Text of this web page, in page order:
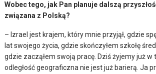
Wobec tego, jak Pan planuje dalszą
związana z Polską?
– Izrael jest krajem, który mnie przyjął, gdzie
lat swojego życia, gdzie skończyłem szkołę
gdzie zacząłem swoją pracę. Dziś żyjemy już w
odległość geograficzna nie jest już barierą. Ja